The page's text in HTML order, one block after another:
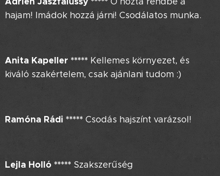
hajam! Imádok hozzá járni! Csodálatos munka.
Anita Kapeller ***** Kellemes környezet, és
kiváló szakértelem, csak ajánlani tudom :)
Ramóna Rádi ***** Csodás hajszínt varázsol!
Lejla Holló ***** Szakszerűség